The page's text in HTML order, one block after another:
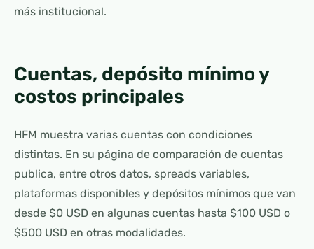
más institucional.
Cuentas, depósito mínimo y
costos principales
HFM muestra varias cuentas con condiciones
distintas. En su página de comparación de cuentas
publica, entre otros datos, spreads variables,
plataformas disponibles y depósitos mínimos que van
desde $0 USD en algunas cuentas hasta $100 USD o
$500 USD en otras modalidades.